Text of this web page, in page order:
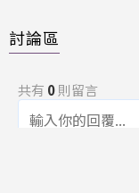
討論區
共有 0則留言